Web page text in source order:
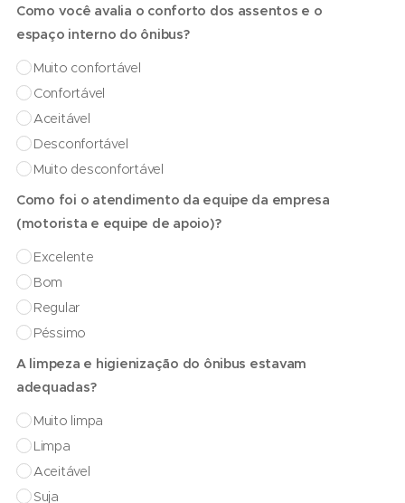
Como você avalia o conforto dos assentos e o
espaço interno do ônibus?
Muito confortável
Confortável
Aceitável
Desconfortável
Muito desconfortável
Como foi o atendimento da equipe da empresa
(motorista e equipe de apoio)?
Excelente
Bom
Regular
Péssimo
A limpeza e higienização do ônibus estavam
adequadas?
Muito limpa
Limpa
Aceitável
Suja